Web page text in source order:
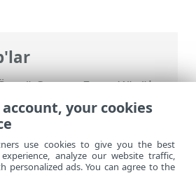
Sonu>Ev ve Küçük
Ömrü Sonu
politika
account, your cookies
use cookies to give you the best
analyze our website traffic,
personalized ads. You can agree to the